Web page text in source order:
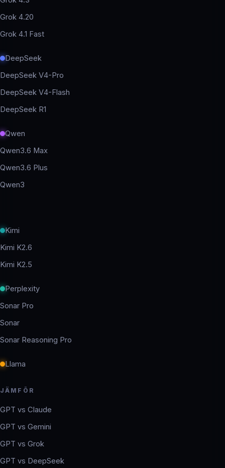
Grok 4.20
Grok 4.1 Fast
DeepSeek
DeepSeek V4-Pro
DeepSeek V4-Flash
DeepSeek R1
Qwen
Qwen3.6 Max
Qwen3.6 Plus
Qwen3
Kimi
Kimi K2.6
Kimi K2.5
Perplexity
Sonar Pro
Sonar
Sonar Reasoning Pro
Llama
JÄMFÖR
GPT vs Claude
GPT vs Gemini
GPT vs Grok
GPT vs DeepSeek